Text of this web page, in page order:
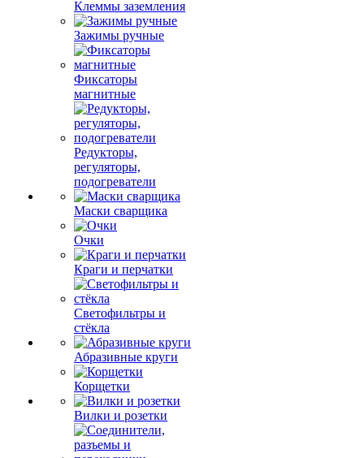
Клеммы заземления
Зажимы ручные
Фиксаторы
магнитные
Редукторы,
регуляторы,
подогреватели
Маски сварщика
Очки
Краги и перчатки
Светофильтры и
стёкла
Абразивные круги
Корщетки
Вилки и розетки